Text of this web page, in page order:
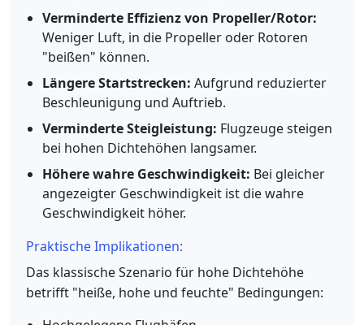
Verminderte Effizienz von Propeller/Rotor:
Weniger Luft, in die Propeller oder Rotoren
"beißen" können.
Längere Startstrecken: Aufgrund reduzierter
Beschleunigung und Auftrieb.
Verminderte Steigleistung: Flugzeuge steigen
bei hohen Dichtehöhen langsamer.
Höhere wahre Geschwindigkeit: Bei gleicher
angezeigter Geschwindigkeit ist die wahre
Geschwindigkeit höher.
Praktische Implikationen:
Das klassische Szenario für hohe Dichtehöhe
betrifft "heiße, hohe und feuchte" Bedingungen: